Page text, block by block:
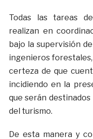
Todas las tareas
realizan en
bajo la supervisión
ingenieros
certeza de que
incidiendo en la
que serán
del turismo.
De esta manera y